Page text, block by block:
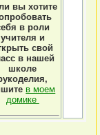
вы хотите
в роли
учителя и
свой
в нашей
школе
в моем
домике